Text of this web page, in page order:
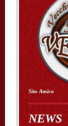
Sito Amico
NEWS